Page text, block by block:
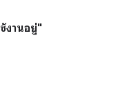
งานอยู่"